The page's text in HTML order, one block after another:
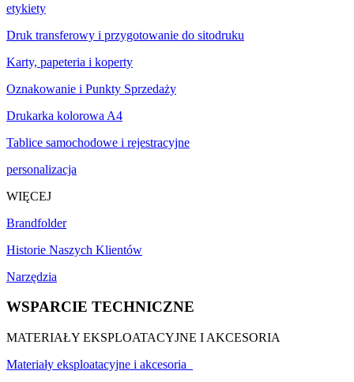
etykiety
Druk transferowy i przygotowanie do sitodruku
Karty, papeteria i koperty
Oznakowanie i Punkty Sprzedaży
Drukarka kolorowa A4
Tablice samochodowe i rejestracyjne
personalizacja
WIĘCEJ
Brandfolder
Historie Naszych Klientów
Narzędzia
WSPARCIE TECHNICZNE
MATERIAŁY EKSPLOATACYJNE I AKCESORIA
Materiały eksploatacyjne i akcesoria